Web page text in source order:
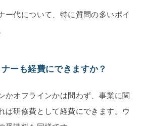
ー代について、特に質問の多いポイ
ーも経費にできますか？
かオフラインかは問わず、事業に関
ば研修費として経費にできます。ウ